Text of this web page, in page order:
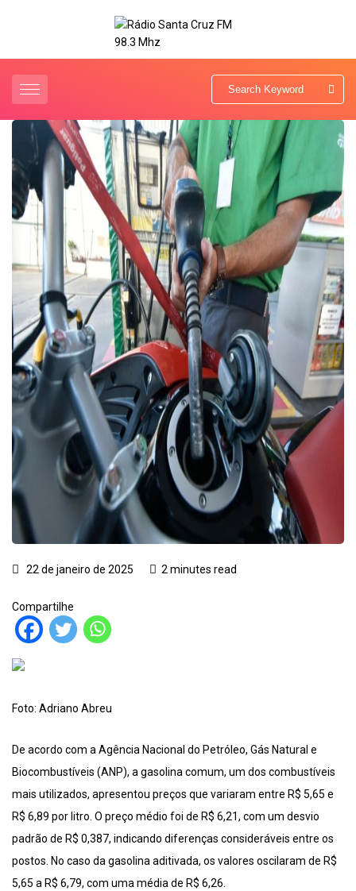
22 de janeiro de 2025 2 minutes read
Compartilhe
Foto: Adriano Abreu
De acordo com a Agência Nacional do Petróleo, Gás Natural e
Biocombustíveis (ANP), a gasolina comum, um dos combustíveis
mais utilizados, apresentou preços que variaram entre R$ 5,65 e
R$ 6,89 por litro. O preço médio foi de R$ 6,21, com um desvio
padrão de R$ 0,387, indicando diferenças consideráveis entre os
postos. No caso da gasolina aditivada, os valores oscilaram de R$
5,65 a R$ 6,79, com uma média de R$ 6,26.